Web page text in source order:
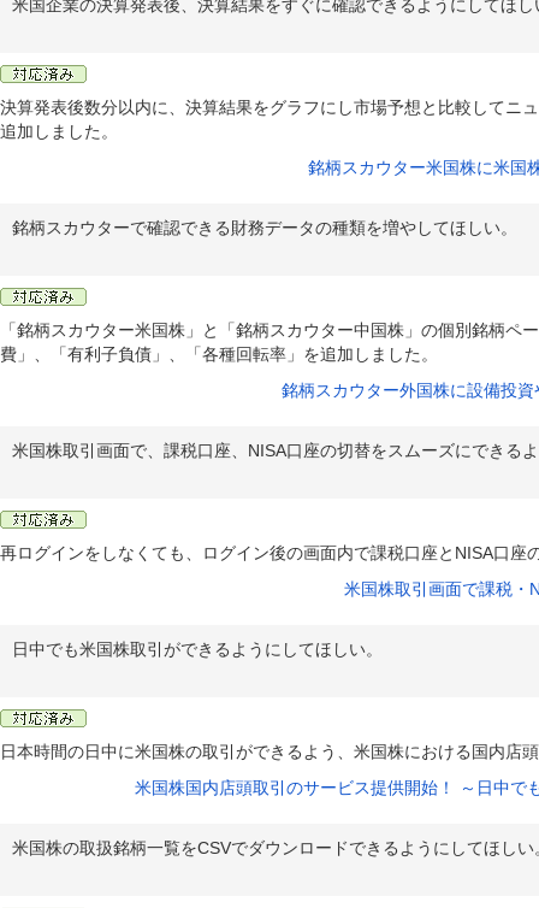
米国企業の決算発表後、決算結果をすぐに確認できるようにしてほし
決算発表後数分以内に、決算結果をグラフにし市場予想と比較してニ
追加しました。
銘柄スカウター米国株に米国
銘柄スカウターで確認できる財務データの種類を増やしてほしい。
「銘柄スカウター米国株」と「銘柄スカウター中国株」の個別銘柄ペ
費」、「有利子負債」、「各種回転率」を追加しました。
銘柄スカウター外国株に設備投
米国株取引画面で、課税口座、NISA口座の切替をスムーズにできる
再ログインをしなくても、ログイン後の画面内で課税口座とNISA口座
米国株取引画面で課税・
日中でも米国株取引ができるようにしてほしい。
日本時間の日中に米国株の取引ができるよう、米国株における国内店
米国株国内店頭取引のサービス提供開始！ ～日中で
米国株の取扱銘柄一覧をCSVでダウンロードできるようにしてほしい